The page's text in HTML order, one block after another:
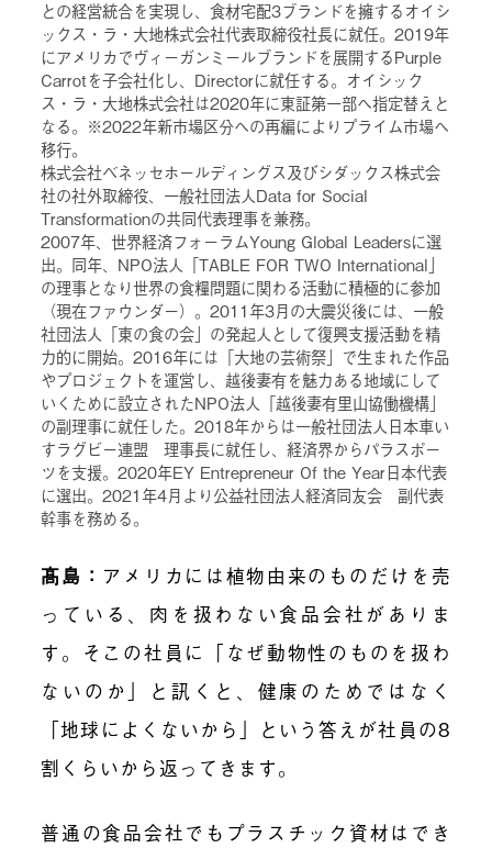
との経営統合を実現し、食材宅配3ブランドを擁するオイシ
ックス・ラ・大地株式会社代表取締役社長に就任。2019年
にアメリカでヴィーガンミールブランドを展開するPurple
Carrotを子会社化し、Directorに就任する。オイシック
ス・ラ・大地株式会社は2020年に東証第一部へ指定替えと
なる。※2022年新市場区分への再編によりプライム市場へ
移行。
株式会社ベネッセホールディングス及びシダックス株式会
社の社外取締役、一般社団法人Data for Social
Transformationの共同代表理事を兼務。
2007年、世界経済フォーラムYoung Global Leadersに選
出。同年、NPO法人「TABLE FOR TWO International」
の理事となり世界の食糧問題に関わる活動に積極的に参加
（現在ファウンダー）。2011年3月の大震災後には、一般
社団法人「東の食の会」の発起人として復興支援活動を精
力的に開始。2016年には「大地の芸術祭」で生まれた作品
やプロジェクトを運営し、越後妻有を魅力ある地域にして
いくために設立されたNPO法人「越後妻有里山協働機構」
の副理事に就任した。2018年からは一般社団法人日本車い
すラグビー連盟 理事長に就任し、経済界からパラスポー
ツを支援。2020年EY Entrepreneur Of the Year日本代表
に選出。2021年4月より公益社団法人経済同友会 副代表
幹事を務める。
髙島： アメリカには植物由来のものだけを売
っている、肉を扱わない食品会社がありま
す。そこの社員に「なぜ動物性のものを扱わ
ないのか」と訊くと、健康のためではなく
「地球によくないから」という答えが社員の8
割くらいから返ってきます。
普通の食品会社でもプラスチック資材はでき